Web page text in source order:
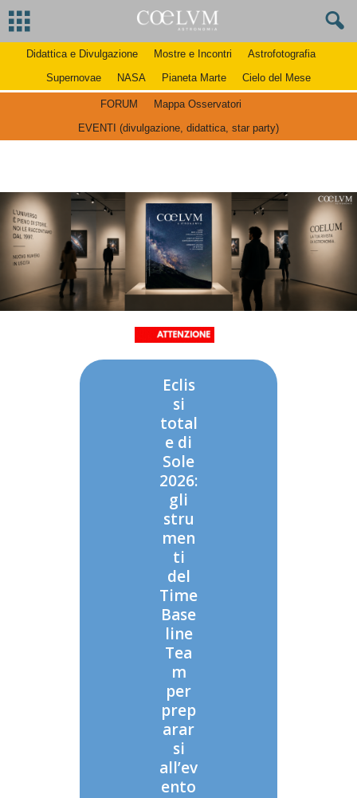
Didattica e Divulgazione Mostre e Incontri
Astrofotografia
Supernovae
NASA Pianeta Marte Cielo del Mese
FORUM
Mappa Osservatori
EVENTI (divulgazione, didattica, star party)
Eclis
si
total
e di
Sole
2026:
gli
stru
men
ti
del
Time
Base
line
Tea
m
per
prep
arar
si
all’ev
ento